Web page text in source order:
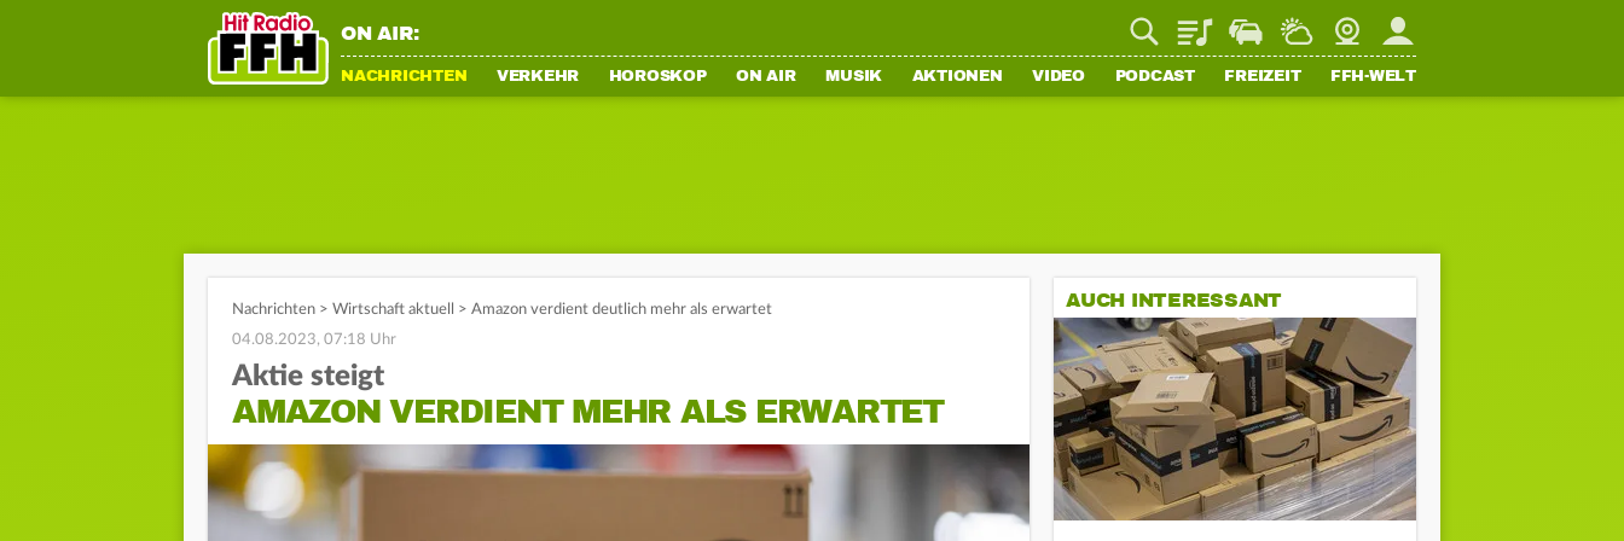
ON AIR: PlaylistStaupilotWetterWebcamMein FFH
NACHRICHTEN VERKEHR HOROSKOP ON AIR MUSIK AKTIONEN VIDEO PODCAST FREIZEIT FFH-WELT
Nachrichten > Wirtschaft aktuell > Amazon verdient deutlich mehr als erwartet
04.08.2023, 07:18 Uhr
Aktie steigt
AMAZON VERDIENT MEHR ALS ERWARTET
AUCH INTERESSANT